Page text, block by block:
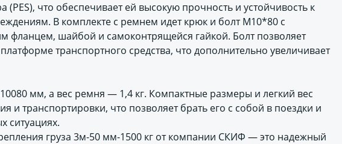
(PES), что обеспечивает ей высокую прочность и устойчивость к
В комплекте с ремнем идет крюк и болт М10*80 с
фланцем, шайбой и самоконтрящейся гайкой. Болт позволяет
транспортного средства, что дополнительно увеличивает
мм, а вес ремня — 1,4 кг. Компактные размеры и легкий вес
и транспортировки, что позволяет брать его с собой в поездки и
ситуациях.
груза 3м-50 мм-1500 кг от компании СКИФ — это надежный